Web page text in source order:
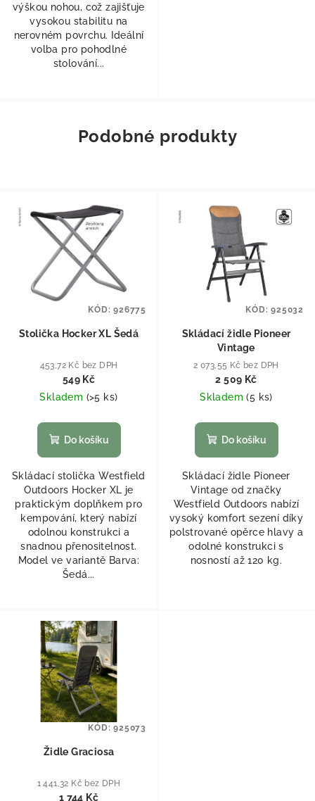
výškou nohou, což zajišťuje
vysokou stabilitu na
nerovném povrchu. Ideální
volba pro pohodlné
stolování...
Podobné produkty
Stolička Hocker XL Šedá
453,72 Kč bez DPH
549 Kč
Skladem (>5 ks)
Do košíku
Skládací stolička Westfield
Outdoors Hocker XL je
praktickým doplňkem pro
kempování, který nabízí
odolnou konstrukci a
snadnou přenositelnost.
Model ve variantě Barva:
Šedá...
KÓD:926775
Skládací židle Pioneer
Vintage
2 073,55 Kč bez DPH
2 509 Kč
Skladem(5 ks)
Do košíku
Skládací židle Pioneer
Vintage od značky
Westfield Outdoors nabízí
vysoký komfort sezení díky
polstrované opěrce hlavy a
odolné konstrukci s
nosností až 120 kg.
KÓD:925032
Židle Graciosa
1 441,32 Kč bez DPH
1 744 Kč
KÓD:925073